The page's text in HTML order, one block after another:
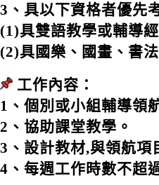
3、具以下資格者優先
(1)具雙語教學或輔導經
(2)具國樂、國畫、書
工作內容：
1、個別或小組輔導領
2、協助課堂教學。
3、設計教材,與領航項
4、每週工作時數不超